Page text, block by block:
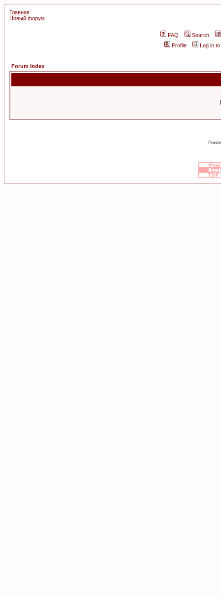
Главная
Новый форум
FAQ
Search
Profile
Log in
Forum Index